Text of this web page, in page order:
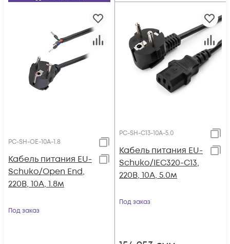
PC-SH-OE-10A-1.8
Кабель питания EU-
Schuko/Open End,
220B, 10А, 1.8м
Под заказ
PC-SH-C13-10A-5.0
Кабель питания EU-
Schuko/IEC320-C13,
220B, 10А, 5.0м
Под заказ